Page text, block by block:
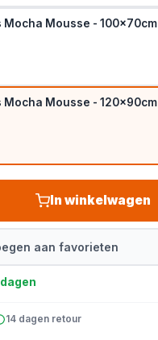
Mousse - 100x70cm
Mousse - 120x90cm
In winkelwagen
aan favorieten
14 dagen retour